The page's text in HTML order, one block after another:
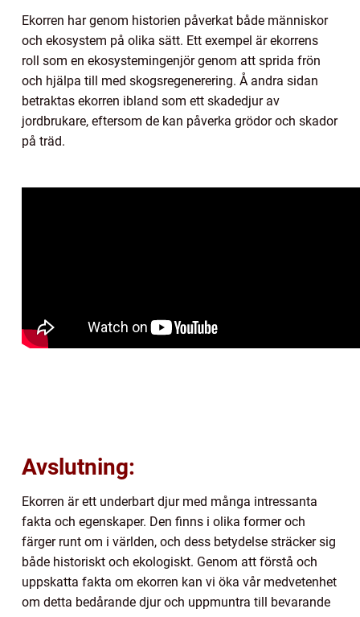
Ekorren har genom historien påverkat både människor
och ekosystem på olika sätt. Ett exempel är ekorrens
roll som en ekosystemingenjör genom att sprida frön
och hjälpa till med skogsregenerering. Å andra sidan
betraktas ekorren ibland som ett skadedjur av
jordbrukare, eftersom de kan påverka grödor och skador
på träd.
Avslutning:
Ekorren är ett underbart djur med många intressanta
fakta och egenskaper. Den finns i olika former och
färger runt om i världen, och dess betydelse sträcker sig
både historiskt och ekologiskt. Genom att förstå och
uppskatta fakta om ekorren kan vi öka vår medvetenhet
om detta bedårande djur och uppmuntra till bevarande